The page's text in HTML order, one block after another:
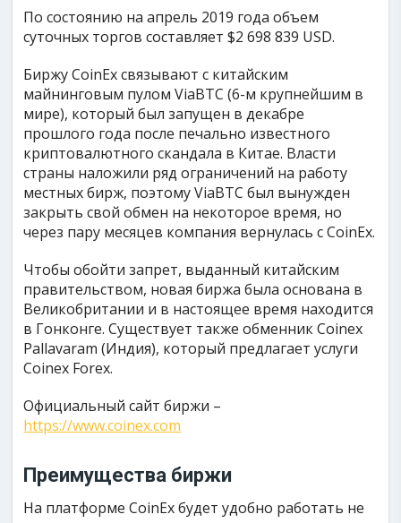
По состоянию на апрель 2019 года объем
суточных торгов составляет $2 698 839 USD.
Биржу CoinEx связывают с китайским
майнинговым пулом ViaBTC (6-м крупнейшим в
мире), который был запущен в декабре
прошлого года после печально известного
криптовалютного скандала в Китае. Власти
страны наложили ряд ограничений на работу
местных бирж, поэтому ViaBTC был вынужден
закрыть свой обмен на некоторое время, но
через пару месяцев компания вернулась с CoinEx.
Чтобы обойти запрет, выданный китайским
правительством, новая биржа была основана в
Великобритании и в настоящее время находится
в Гонконге. Существует также обменник Coinex
Pallavaram (Индия), который предлагает услуги
Coinex Forex.
Официальный сайт биржи –
https://www.coinex.com
Преимущества биржи
На платформе CoinEx будет удобно работать не